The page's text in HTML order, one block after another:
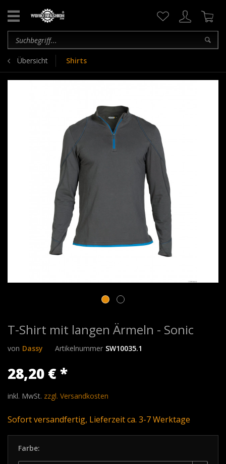
Übersicht Shirts
T-Shirt mit langen Ärmeln - Sonic
von Dassy Artikelnummer SW10035.1
28,20 € *
inkl. MwSt. zzgl. Versandkosten
Sofort versandfertig, Lieferzeit ca. 3-7 Werktage
Farbe: